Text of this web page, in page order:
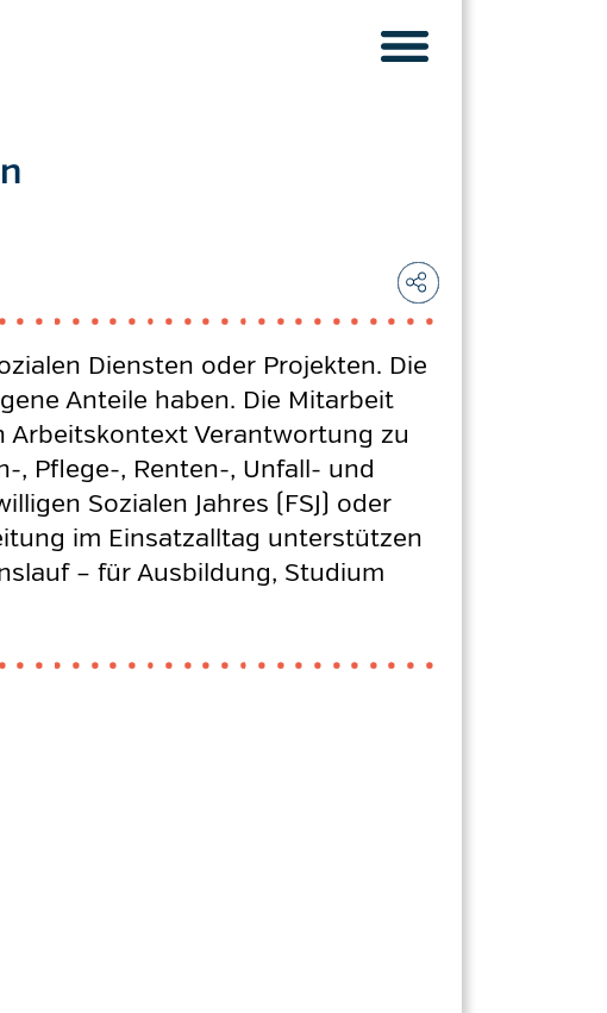
Diensten oder Projekten. Die
Anteile haben. Die Mitarbeit
Arbeitskontext Verantwortung zu
, Pflege-, Renten-, Unfall- und
Sozialen Jahres (FSJ) oder
im Einsatzalltag unterstützen
– für Ausbildung, Studium